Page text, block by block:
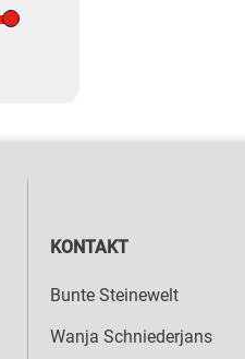
KONTAKT
Bunte Steinewelt
Wanja Schniederjans